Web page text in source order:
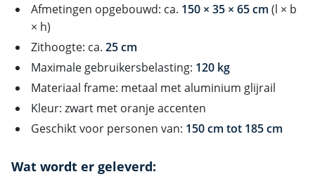
Afmetingen opgebouwd: ca. 150 × 35 × 65 cm (l × b
× h)
Zithoogte: ca. 25 cm
Maximale gebruikersbelasting: 120 kg
Materiaal frame: metaal met aluminium glijrail
Kleur: zwart met oranje accenten
Geschikt voor personen van: 150 cm tot 185 cm
Wat wordt er geleverd: